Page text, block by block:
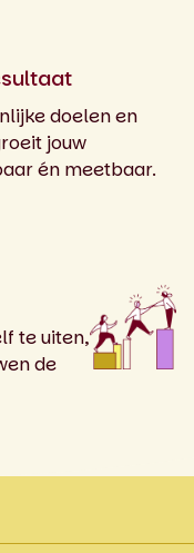
doelen en
jouw
én meetbaar.
te uiten,
de